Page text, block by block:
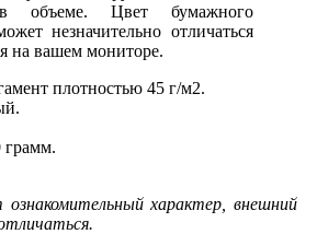
в объеме. Цвет бумажного
незначительно отличаться
на вашем мониторе.
плотностью 45 г/м2.
грамм.
характер, внешний